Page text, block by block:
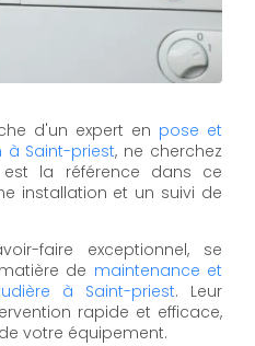
d'un expert en pose et
à Saint-priest, ne cherchez
est la référence dans ce
installation et un suivi de
faire exceptionnel, se
de maintenance et
à Saint-priest. Leur
rapide et efficace,
votre équipement.